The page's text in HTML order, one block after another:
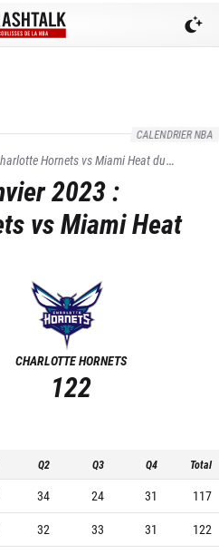
CALENDRIER NBA
Hornets vsMiami Heatdu
2023:
vsMiami Heat
CHARLOTTE HORNETS
122
Q2 Q3 Q4 Total
34 24 31
117
32 33 31 122